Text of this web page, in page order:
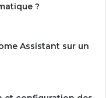
?
Assistant sur un